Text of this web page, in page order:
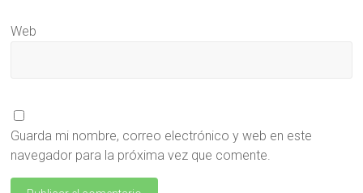
Web
Guarda mi nombre, correo electrónico y web en este
navegador para la próxima vez que comente.